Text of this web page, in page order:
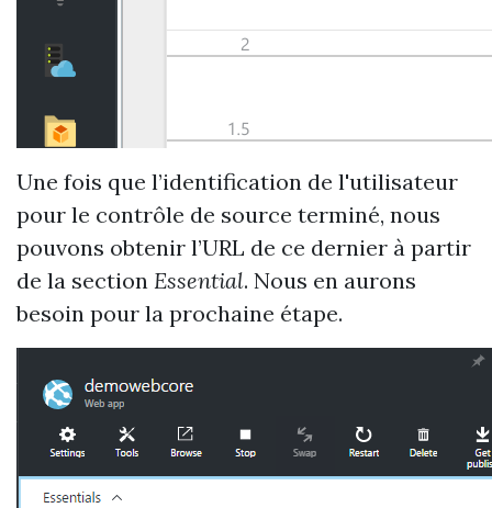
Une fois que l’identification de l'utilisateur
pour le contrôle de source terminé, nous
pouvons obtenir l’URL de ce dernier à partir
de la section Essential. Nous en aurons
besoin pour la prochaine étape.